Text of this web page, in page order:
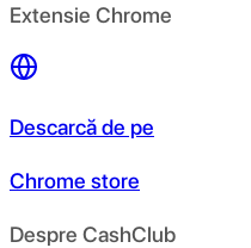
Extensie Chrome
Descarcă de pe
Chrome store
Despre CashClub